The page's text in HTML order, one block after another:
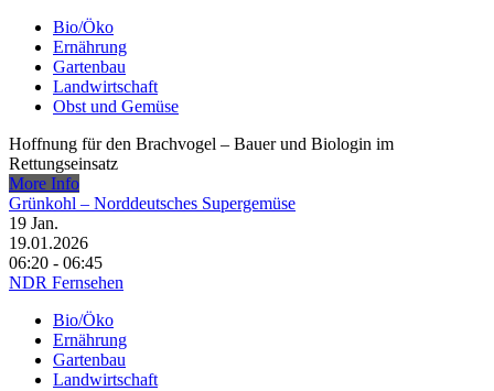
Bio/Öko
Ernährung
Gartenbau
Landwirtschaft
Obst und Gemüse
Hoffnung für den Brachvogel – Bauer und Biologin im
Rettungseinsatz
More Info
Grünkohl – Norddeutsches Supergemüse
19 Jan.
19.01.2026
06:20 - 06:45
NDR Fernsehen
Bio/Öko
Ernährung
Gartenbau
Landwirtschaft